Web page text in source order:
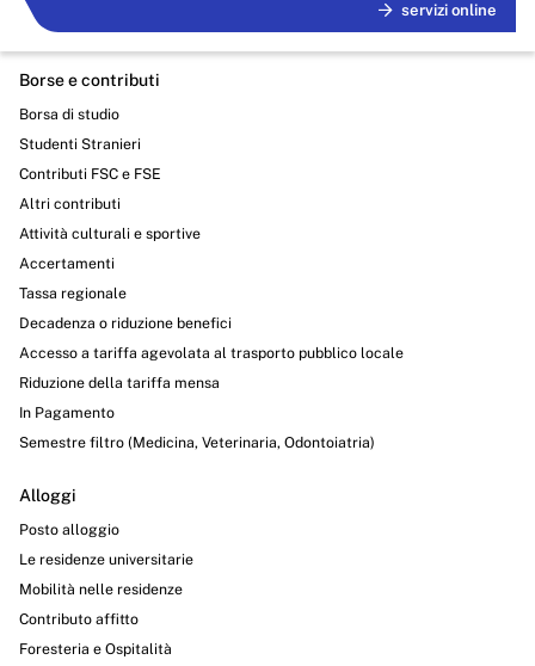
servizi online
Borse e contributi
Borsa di studio
Studenti Stranieri
Contributi FSC e FSE
Altri contributi
Attività culturali e sportive
Accertamenti
Tassa regionale
Decadenza o riduzione benefici
Accesso a tariffa agevolata al trasporto pubblico locale
Riduzione della tariffa mensa
In Pagamento
Semestre filtro (Medicina, Veterinaria, Odontoiatria)
Alloggi
Posto alloggio
Le residenze universitarie
Mobilità nelle residenze
Contributo affitto
Foresteria e Ospitalità